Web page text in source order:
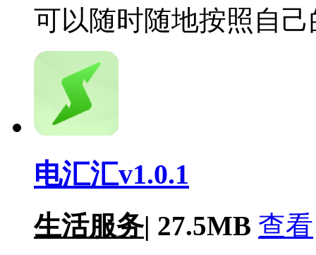
可以随时随地按照自
电汇汇v1.0.1
生活服务| 27.5MB 查看